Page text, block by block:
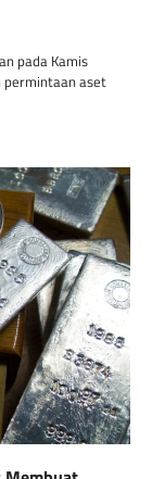
pada Kamis
permintaan aset